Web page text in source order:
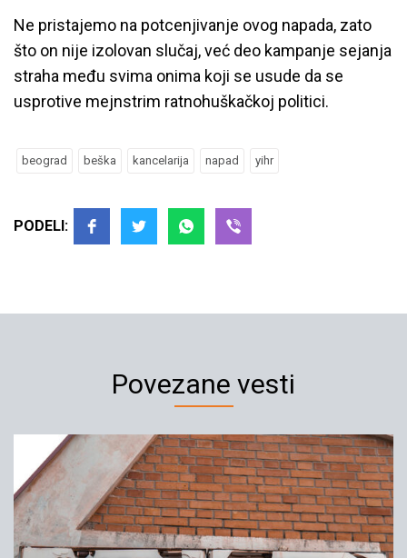
Ne pristajemo na potcenjivanje ovog napada, zato
što on nije izolovan slučaj, već deo kampanje sejanja
straha među svima onima koji se usude da se
usprotive mejnstrim ratnohuškačkoj politici.
beograd beška kancelarija napad yihr
PODELI:
Povezane vesti